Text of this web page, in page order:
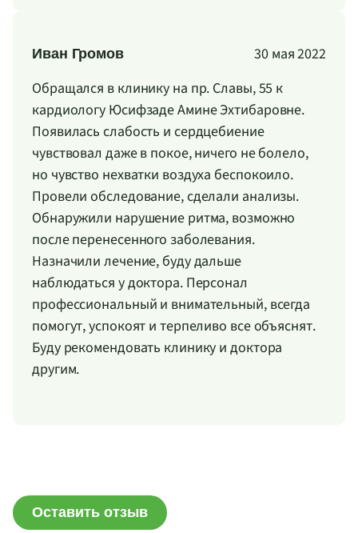
Иван Громов
30 мая 2022
Обращался в клинику на пр. Славы, 55 к
кардиологу Юсифзаде Амине Эхтибаровне.
Появилась слабость и сердцебиение
чувствовал даже в покое, ничего не болело,
но чувство нехватки воздуха беспокоило.
Провели обследование, сделали анализы.
Обнаружили нарушение ритма, возможно
после перенесенного заболевания.
Назначили лечение, буду дальше
наблюдаться у доктора. Персонал
профессиональный и внимательный, всегда
помогут, успокоят и терпеливо все объяснят.
Буду рекомендовать клинику и доктора
другим.
Оставить отзыв